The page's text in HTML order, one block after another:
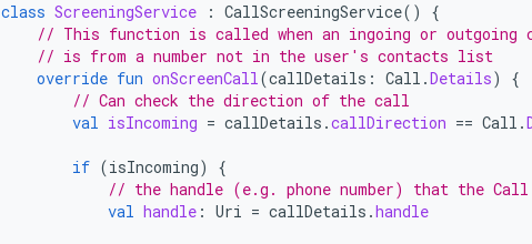
class ScreeningService : CallScreeningService()
{
// This function is called when an ingoing or outgoing
// is from a number not in the user's contacts list
override fun onScreenCall(callDetails : Call .Details)
{
// Can check the direction of the call
val isIncoming = callDetails .callDirection == Call .
if (isIncoming)
{
// the handle (e.g. phone number) that the
val handle : Uri = callDetails .handle